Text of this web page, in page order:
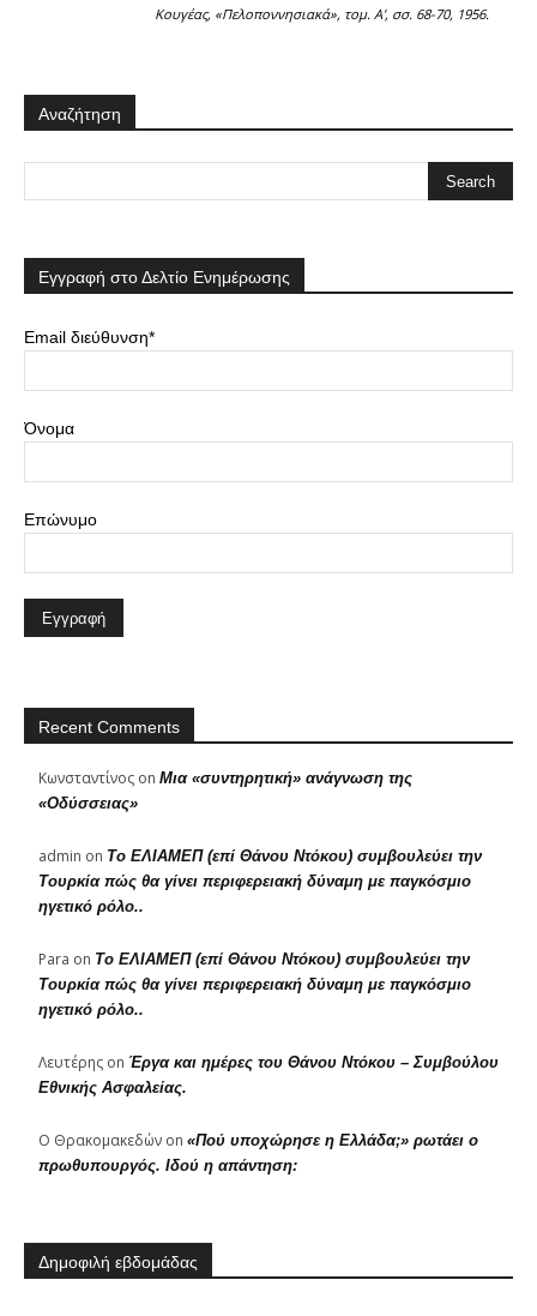
Κουγέας, «Πελοποννησιακά», τομ. Α', σσ. 68-70, 1956.
Αναζήτηση
Εγγραφή στο Δελτίο Ενημέρωσης
Email διεύθυνση*
Όνομα
Επώνυμο
Recent Comments
Κωνσταντίνος on Μια «συντηρητική» ανάγνωση της
«Οδύσσειας»
admin on Το ΕΛΙΑΜΕΠ (επί Θάνου Ντόκου) συμβουλεύει την
Τουρκία πώς θα γίνει περιφερειακή δύναμη με παγκόσμιο
ηγετικό ρόλο..
Para on Το ΕΛΙΑΜΕΠ (επί Θάνου Ντόκου) συμβουλεύει την
Τουρκία πώς θα γίνει περιφερειακή δύναμη με παγκόσμιο
ηγετικό ρόλο..
Λευτέρης on Έργα και ημέρες του Θάνου Ντόκου – Συμβούλου
Εθνικής Ασφαλείας.
Ο Θρακομακεδών on «Πού υποχώρησε η Ελλάδα;» ρωτάει ο
πρωθυπουργός. Ιδού η απάντηση:
Δημοφιλή εβδομάδας